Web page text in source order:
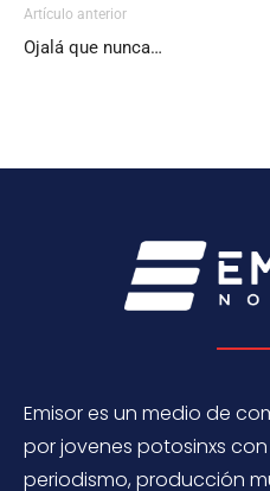
Artículo anterior
Ojalá que nunca…
Emisor es un medio de
por jovenes potosinxs
periodismo, producción